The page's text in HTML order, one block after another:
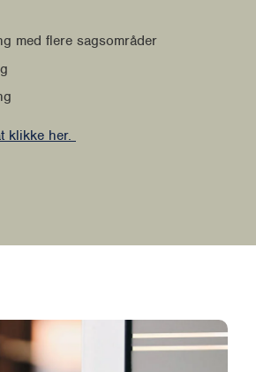
med flere sagsområder
klikke her.